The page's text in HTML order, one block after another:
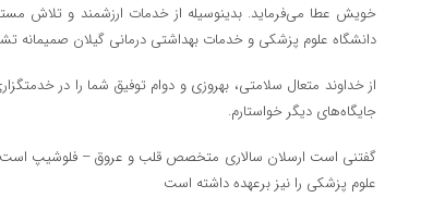
خویش عطا می‌فرماید. بدینوسیله از خدمات ارزشمند و تلاش
دانشگاه علوم پزشکی و خدمات بهداشتی درمانی گیلان صمیمانه
از خداوند متعال سلامتی، بهروزی و دوام توفیق شما را در
جایگاه‌های دیگر خواستارم.
گفتنی است ارسلان سالاری متخصص قلب و عروق – فلوشیپ است و
علوم پزشکی را نیز برعهده داشته است